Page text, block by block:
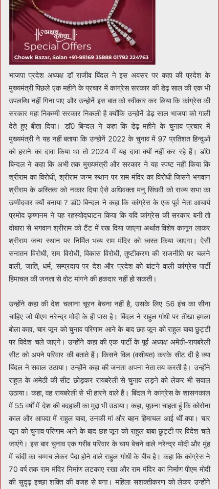
भाजपा प्रदेश अध्यक्ष डॉ राजीव बिंदल ने इस अवसर पर कहा की प्रदेश के
मुख्यमंत्री पिछले एक महीने के प्रचार में कांग्रेस सरकार की डेढ़ साल की एक भी
उपलब्धि नहीं गिना पाए और उन्होनें इस बात को स्वीकार कर लिया कि कांग्रेस की
सरकार महा निकम्मी सरकार निकली है क्योंकि उन्होनें डेढ़ साल भाजपा को गाली
देते हुए बीता दिया। डाॅ0 बिन्दल ने कहा कि डेढ़ महीने के चुनाव प्रचार में
मुख्यमंत्री ने यह नहीं बताया कि उन्होनें 2022 के चुनाव में 97 प्रतिशत हिन्दुओं
को हराने का दावा किया था तो 2024 में यह दावा क्यों नहीं कर रहे हैं। डाॅ0
बिन्दल ने कहा कि अभी तक मुख्यमंत्री और सरकार ने यह स्पष्ट नहीं किया कि
श्रीराम का विरोधी, श्रीराम जन्म स्थान पर राम मंदिर का विरोधी जिसने भगवान
श्रीराम के अस्तित्व को नकार दिया ऐसे अधिवक्ता मनु सिंघवी को राज्य सभा का
उम्मीदवार क्यों बनाया ? डाॅ0 बिन्दल ने कहा कि कांग्रेस के एक पूर्व नेता आचार्य
प्रमोद कृष्णनम ने यह रहस्योद्घाटन किया कि यदि कांग्रेस की सरकार बनी तो
दोबारा से भगवान श्रीराम को टैंट में रख दिया जाएगा अर्थात विशेष कानून लाकर
श्रीराम जन्म स्थान पर निर्मित भव्य राम मंदिर को ध्वस्त किया जाएगा। ऐसी
सनातन विरोधी, राम विरोधी, विकास विरोधी, तुष्टीकरण की राजनीति पर चलने
वाली, जाति, धर्म, सम्प्रदाय पर देश और प्रदेश को बांटने वाली कांग्रेस पार्टी
हिमाचल की जनता से वोट मांगने की हकदार नहीं हो सकती।
उन्होंने कहा की देश चलाना चूरन बेचना नहीं है, उसके लिए 56 इंच का सीना
चाहिए जो पीएम नरेन्द्र मोदी के ही पास है। बिंदल ने राहुल गांधी पर तीखा हमला
बोला कहा, चार जून को चुनाव परिणाम आने के बाद छह जून को राहुल बाबा छुट्टी
पर विदेश चले जाएंगे। उन्होंने कहा की एक पार्टी के पूर्व अध्यक्ष अमेठी-रायबरेली
सीट को अपने परिवार की बताते हैं। किसने विल (वसीयत) करके सीट दी है क्या
बिंदल ने सवाल उठाया। उन्होंने कहा की जनता अपना नेता तय करती है। उन्होंने
राहुल के अमेठी की सीट छोड़कर रायबरेली से चुनाव लड़ने को लेकर भी सवाल
उठाया। कहा, वह रायबरेली से भी हारने वाले हैं। बिंदल ने कांग्रेस के शासनकाल
में 55 वर्षों में देश की बदहाली का मुद्दा भी उठाया। कहा, पूछना चाहता हूं कि कोरोना
काल और आपदा में राहुल बाबा, उनकी मां और बहन हिमाचल आई थीं क्या। चार
जून को चुनाव परिणाम आने के बाद छह जून को राहुल बाबा छुट्टी पर विदेश चले
जाएंगे। इस बार चुनाव एक गरीब परिवार के चाय बेचने वाले नरेन्द्र मोदी और मुंह
में चांदी का चम्मच लेकर पैदा होने वाले राहुल गांधी के बीच है। कहा कि कांग्रेस ने
70 वर्ष तक राम मंदिर निर्माण लटकाए रखा और राम मंदिर का निर्माण पीएम मोदी
की सुदृढ़ इच्छा शक्ति की वजह से बना। महिला सशक्तीकरण को लेकर उन्होंने